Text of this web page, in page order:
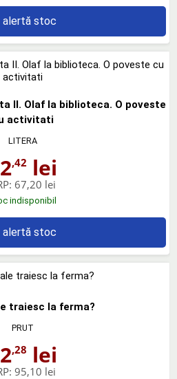
alertă stoc
II. Olaf la biblioteca. O poveste
activitati
LITERA
,42 lei
67,20 lei
indisponibil
alertă stoc
traiesc la ferma?
PRUT
,28 lei
95,10 lei